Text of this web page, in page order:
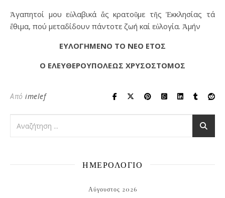
Ἀγαπητοί μου εὐλαβικά ἄς κρατοῦμε τῆς Ἐκκλησίας τά
ἔθιμα, πού μεταδίδουν πάντοτε ζωή καί εὐλογία. Ἀμήν
ΕΥΛΟΓΗΜΕΝΟ ΤΟ ΝΕΟ ΕΤΟΣ
Ο ΕΛΕΥΘΕΡΟΥΠΟΛΕΩΣ ΧΡΥΣΟΣΤΟΜΟΣ
Από imelef
ΗΜΕΡΟΛΟΓΙΟ
Αύγουστος 2026